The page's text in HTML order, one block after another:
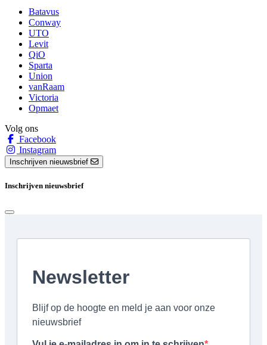
Batavus
Conway
UTO
Levit
QiO
Sparta
Union
vanRaam
Victoria
Opmaet
Volg ons
Facebook
Instagram
Inschrijven nieuwsbrief
Inschrijven nieuwsbrief